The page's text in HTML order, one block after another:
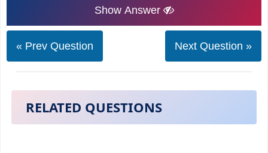
Show Answer
« Prev Question Next Question »
RELATED QUESTIONS